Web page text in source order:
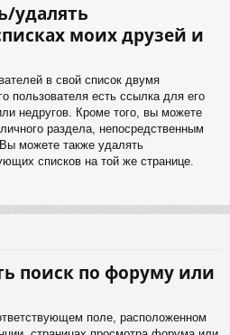
удалять
моих друзей и
в свой список двумя
пользователя есть ссылка для его
недругов. Кроме того, вы можете
раздела, непосредственным
можете также удалять
списков на той же странице.
поиск по форуму или
поле, расположенном